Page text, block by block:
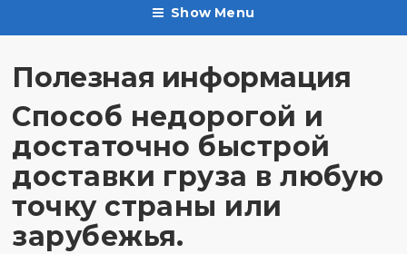
Show Menu
Полезная информация
Способ недорогой и
достаточно быстрой
доставки груза в любую
точку страны или
зарубежья.